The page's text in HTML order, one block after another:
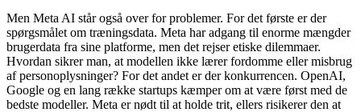
Men Meta AI står også over for problemer. For det første er der
spørgsmålet om træningsdata. Meta har adgang til enorme mængder
brugerdata fra sine platforme, men det rejser etiske dilemmaer.
Hvordan sikrer man, at modellen ikke lærer fordomme eller misbrug
af personoplysninger? For det andet er der konkurrencen. OpenAI,
Google og en lang række startups kæmper om at være først med de
bedste modeller. Meta er nødt til at holde trit, ellers risikerer den at